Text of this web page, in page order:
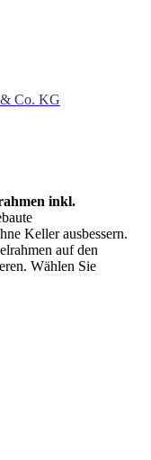
Co. KG
inkl.
Keller ausbessern.
auf den
Wählen Sie